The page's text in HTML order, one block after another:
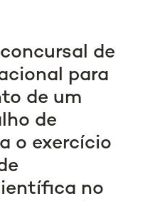
de
para
de um
de
o exercício
no